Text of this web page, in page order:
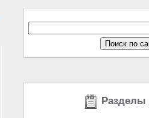
Разделы